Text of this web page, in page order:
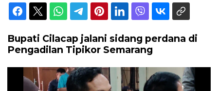
Bupati Cilacap jalani sidang perdana di
Pengadilan Tipikor Semarang